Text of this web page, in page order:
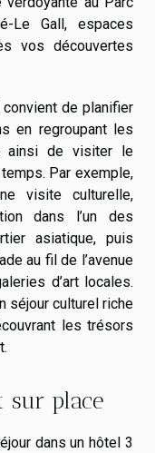
Le Gall, espaces
vos découvertes
de planifier
en regroupant les
ainsi de visiter le
Par exemple,
visite culturelle,
dans l’un des
asiatique, puis
au fil de l’avenue
d’art locales.
séjour culturel riche
les trésors
sur place
dans un hôtel 3